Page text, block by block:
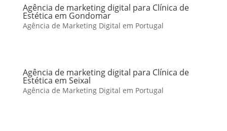
Agência de marketing digital para Clínica de
Estética em Gondomar
Agência de Marketing Digital em Portugal
Agência de marketing digital para Clínica de
Estética em Seixal
Agência de Marketing Digital em Portugal